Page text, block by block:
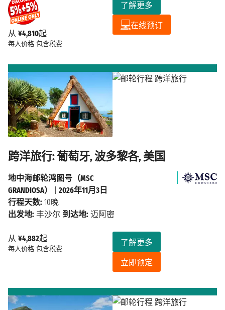
从 ¥4,810起
每人价格 包含税费
了解更多
在线预订
跨洋旅行: 葡萄牙, 波多黎各, 美国
从 ¥4,882起
每人价格 包含税费
了解更多
立即预定
地中海邮轮鸿图号（MSC
GRANDIOSA）
2026年11月3日
行程天数: 10晚
出发地: 丰沙尔 到达地: 迈阿密